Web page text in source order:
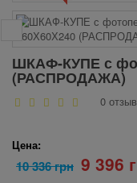
ШКАФ-КУПЕ с
(РАСПРОДАЖА)
0
Цена:
10 336 грн 9 396